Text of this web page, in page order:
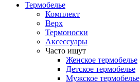
Термобелье
Комплект
Верх
Термоноски
Аксессуары
Часто ищут
Женское термобелье
Детское термобелье
Мужское термобелье